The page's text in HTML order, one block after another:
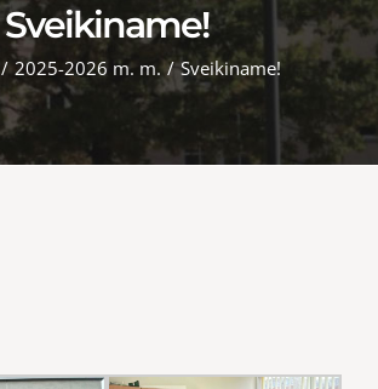
Sveikiname!
/ 2025-2026 m. m. / Sveikiname!